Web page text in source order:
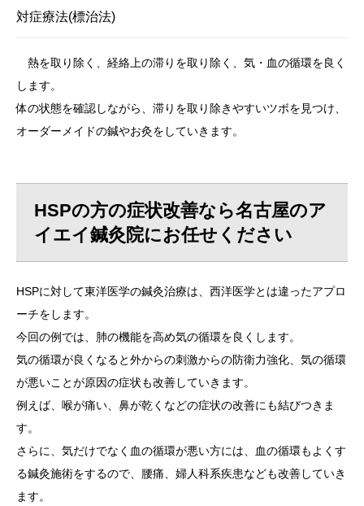
対症療法(標治法)
熱を取り除く、経絡上の滞りを取り除く、気・血の循環を良く
します。
体の状態を確認しながら、滞りを取り除きやすいツボを見つけ、
オーダーメイドの鍼やお灸をしていきます。
HSPの方の症状改善なら名古屋のア
イエイ鍼灸院にお任せください
HSPに対して東洋医学の鍼灸治療は、西洋医学とは違ったアプロ
ーチをします。
今回の例では、肺の機能を高め気の循環を良くします。
気の循環が良くなると外からの刺激からの防衛力強化、気の循環
が悪いことが原因の症状も改善していきます。
例えば、喉が痛い、鼻が乾くなどの症状の改善にも結びつきま
す。
さらに、気だけでなく血の循環が悪い方には、血の循環もよくす
る鍼灸施術をするので、腰痛、婦人科系疾患なども改善していき
ます。